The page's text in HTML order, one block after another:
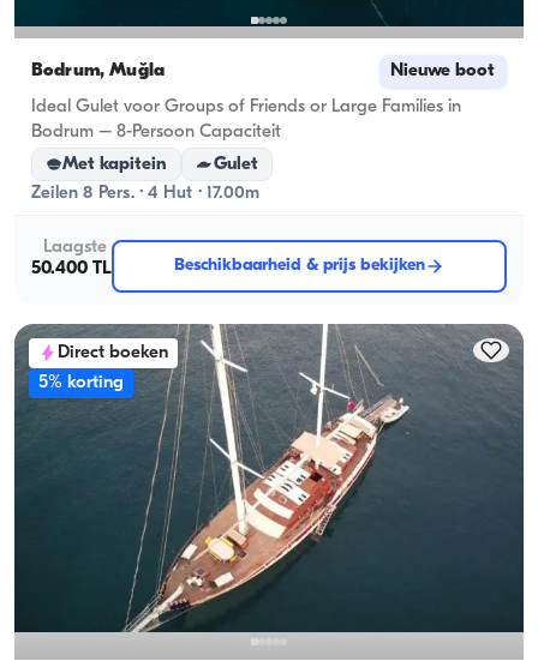
Bodrum, Muğla Nieuwe boot
Ideal Gulet voor Groups of Friends or Large Families in
Bodrum – 8-Persoon Capaciteit
Met kapitein
Gulet
Zeilen 8 Pers. · 4 Hut · 17.00m
Laagste
50.400 TL
Beschikbaarheid & prijs bekijken
Direct boeken
5% korting